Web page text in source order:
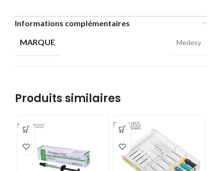
Informations complémentaires
MARQUE
Medesy
Produits similaires